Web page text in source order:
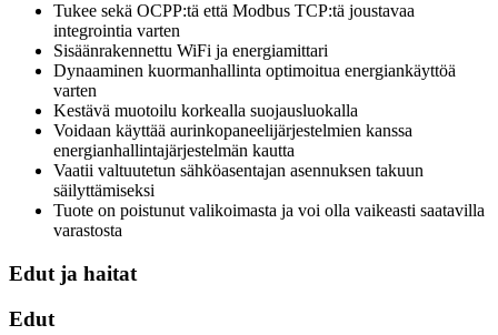
Tukee sekä OCPP:tä että Modbus TCP:tä joustavaa
integrointia varten
Sisäänrakennettu WiFi ja energiamittari
Dynaaminen kuormanhallinta optimoitua energiankäyttöä
varten
Kestävä muotoilu korkealla suojausluokalla
Voidaan käyttää aurinkopaneelijärjestelmien kanssa
energianhallintajärjestelmän kautta
Vaatii valtuutetun sähköasentajan asennuksen takuun
säilyttämiseksi
Tuote on poistunut valikoimasta ja voi olla vaikeasti saatavilla
varastosta
Edut ja haitat
Edut